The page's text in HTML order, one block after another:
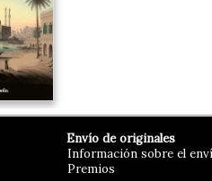
Envío de originales
Información sobre el
Premios